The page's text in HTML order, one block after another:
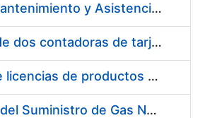
Servicio de Mantenimiento y Asistencia Técnica Integral de las Impresoras HP INDIGO 12000 del Departamento de Timbre y serie III HP 7900 Departamento de Imprenta/Tarjetas en su sede de Madrid
Enajenación de dos contadoras de tarjetas Spartanics.
Ampliación de licencias de productos Atlassian en CERES
Contratación del Suministro de Gas Natural para la Fábrica Nacional de Moneda y Timbre – Real Casa de Moneda, en sus centros de trabajo de Madrid y Burgos